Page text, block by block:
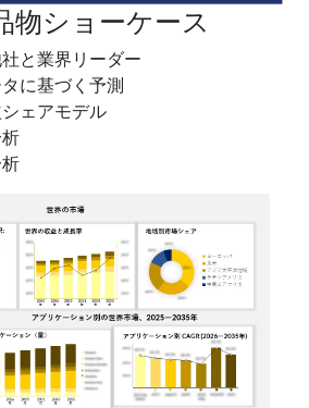
物ショーケース
と業界リーダー
に基づく予測
ェアモデル